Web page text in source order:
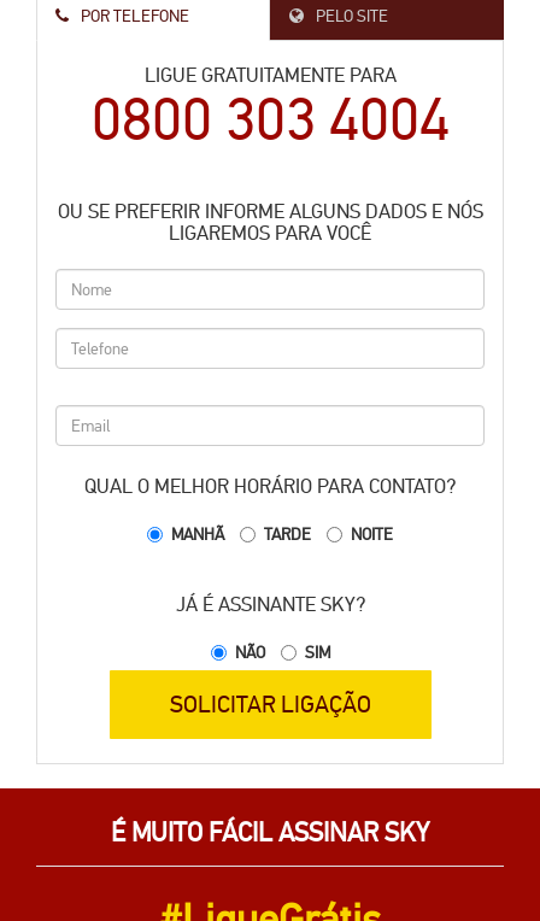
POR TELEFONE PELO SITE
LIGUE GRATUITAMENTE PARA
0800 303 4004
OU SE PREFERIR INFORME ALGUNS DADOS E NÓS
LIGAREMOS PARA VOCÊ
QUAL O MELHOR HORÁRIO PARA CONTATO?
MANHÃ TARDE NOITE
JÁ É ASSINANTE SKY?
NÃO SIM
SOLICITAR LIGAÇÃO
É MUITO FÁCIL ASSINAR SKY